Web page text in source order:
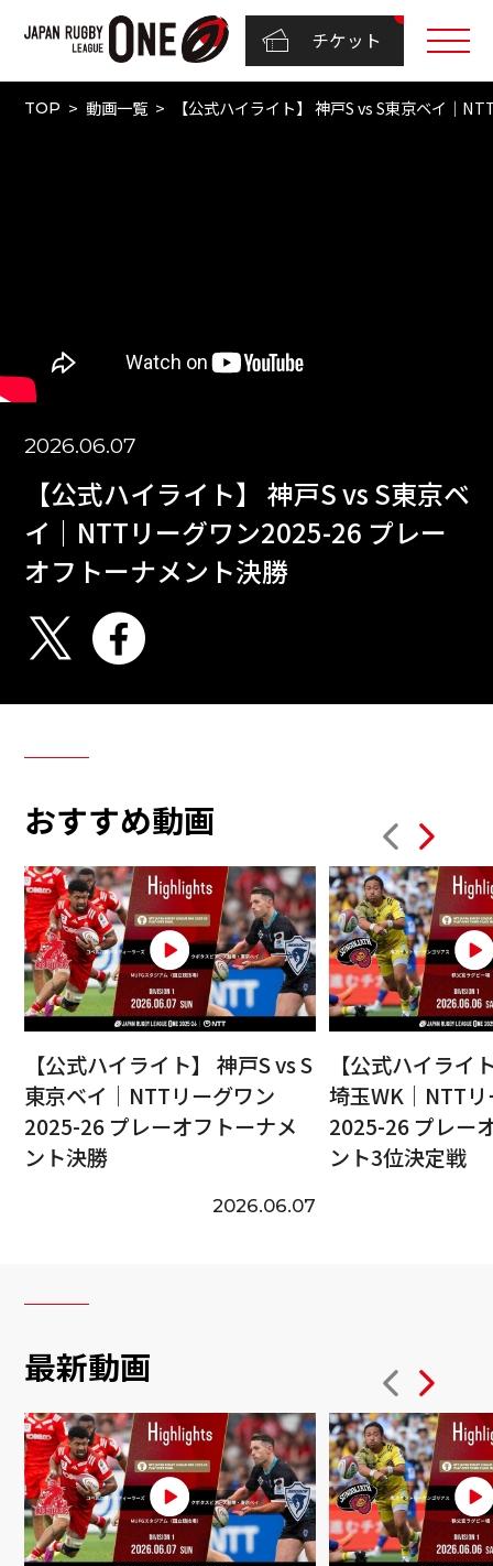
チケット
TOP 動画一覧 【公式ハイライト】 神戸S vs S東京ベイ｜
2026.06.07
【公式ハイライト】 神戸S vs S東京ベ
イ｜NTTリーグワン2025-26 プレー
オフトーナメント決勝
おすすめ動画
【公式ハイライト】 神戸S vs S
東京ベイ｜NTTリーグワン
2025-26 プレーオフトーナメ
ント決勝
2026.06.07
【公式ハイライ
埼玉WK｜NTT
2025-26 プレー
ント3位決定戦
最新動画